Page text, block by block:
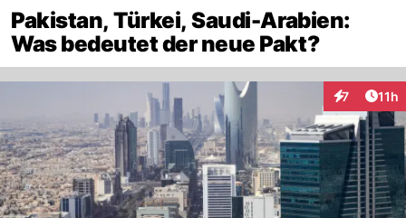
Pakistan, Türkei, Saudi-Arabien:
Was bedeutet der neue Pakt?
7 11h